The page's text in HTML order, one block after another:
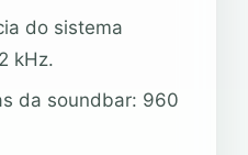
do sistema
kHz.
da soundbar: 960